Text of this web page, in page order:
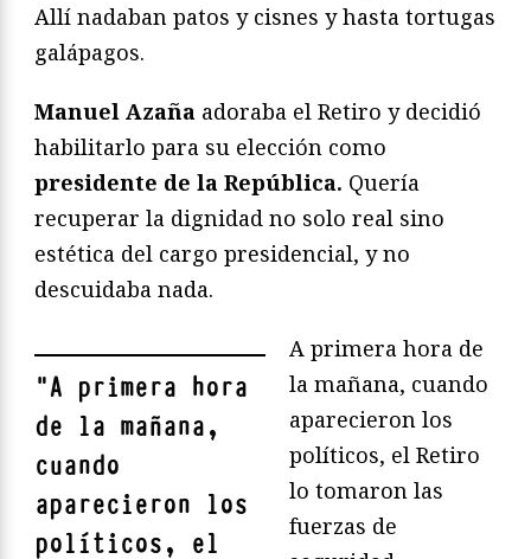
Allí nadaban patos y cisnes y hasta tortugas
galápagos.
Manuel Azaña adoraba el Retiro y decidió
habilitarlo para su elección como
presidente de la República. Quería
recuperar la dignidad no solo real sino
estética del cargo presidencial, y no
descuidaba nada.
"A primera hora
de la mañana,
cuando
aparecieron los
políticos, el
A primera hora de
la mañana, cuando
aparecieron los
políticos, el Retiro
lo tomaron las
fuerzas de